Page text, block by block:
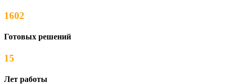
1602
Готовых решений
15
Лет работы